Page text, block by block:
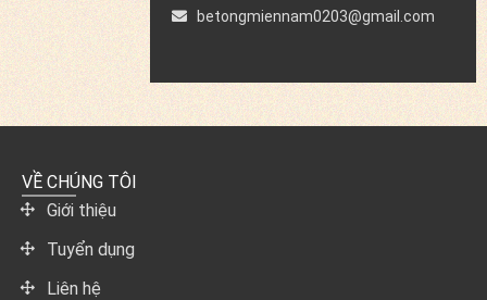
betongmiennam0203@gmail.com
VỀ CHÚNG TÔI
Giới thiệu
Tuyển dụng
Liên hệ